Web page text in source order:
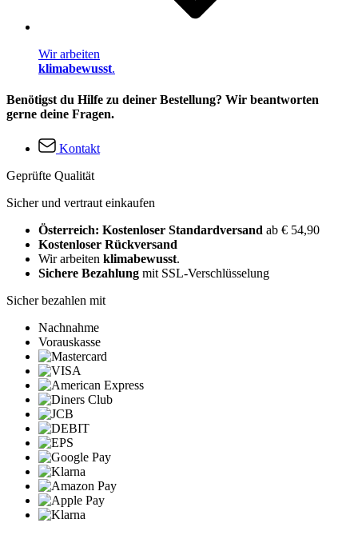
Wir arbeiten
klimabewusst.
Benötigst du Hilfe zu deiner Bestellung? Wir beantworten
gerne deine Fragen.
Kontakt
Geprüfte Qualität
Sicher und vertraut einkaufen
Österreich: Kostenloser Standardversand ab € 54,90
Kostenloser Rückversand
Wir arbeiten klimabewusst.
Sichere Bezahlung mit SSL-Verschlüsselung
Sicher bezahlen mit
Nachnahme
Vorauskasse